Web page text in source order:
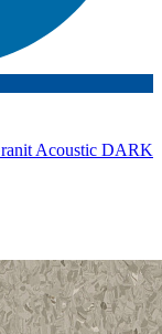
Acoustic DARK